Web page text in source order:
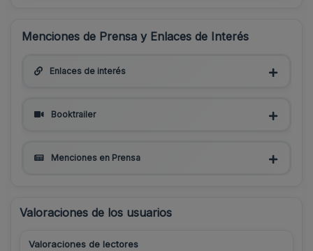
Menciones de Prensa y Enlaces de Interés
Enlaces de interés
Booktrailer
Menciones en Prensa
Valoraciones de los usuarios
Valoraciones de lectores